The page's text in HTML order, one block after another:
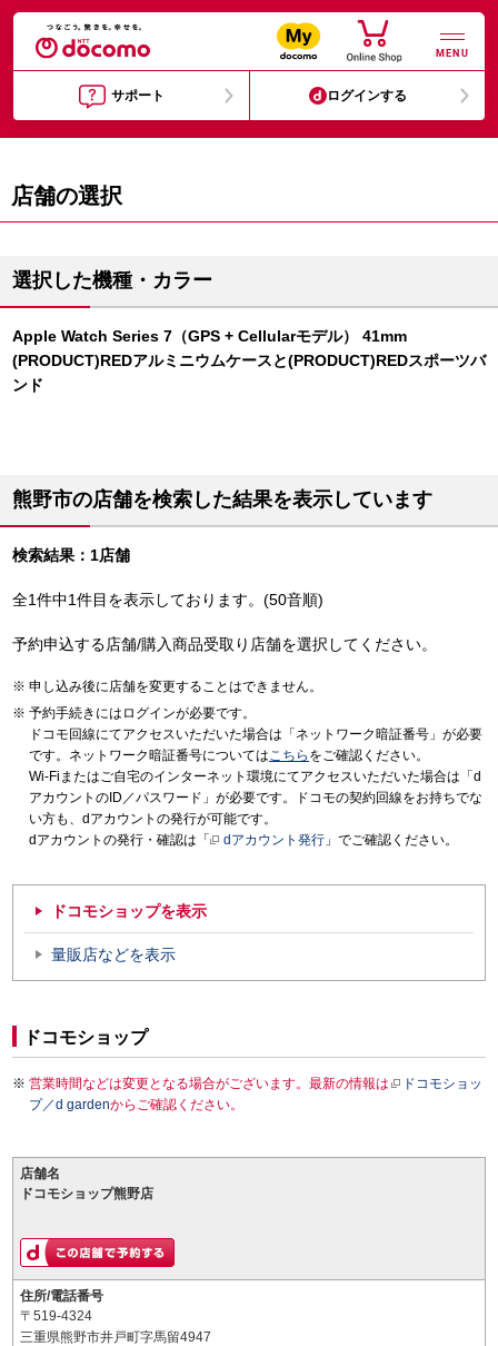
MENU
サポート ログインする
店舗の選択
選択した機種・カラー
Apple Watch Series 7（GPS + Cellularモデル） 41mm
(PRODUCT)REDアルミニウムケースと(PRODUCT)REDスポーツバ
ンド
熊野市の店舗を検索した結果を表示しています
検索結果：1店舗
全1件中1件目を表示しております。(50音順)
予約申込する店舗/購入商品受取り店舗を選択してください。
申し込み後に店舗を変更することはできません。
予約手続きにはログインが必要です。
ドコモ回線にてアクセスいただいた場合は「ネットワーク暗証番号」が必要
です。ネットワーク暗証番号についてはこちら をご確認ください。
Wi-Fiまたはご自宅のインターネット環境にてアクセスいただいた場合は「d
アカウントのID／パスワード」が必要です。ドコモの契約回線をお持ちでな
い方も、dアカウントの発行が可能です。
dアカウントの発行・確認は「
dアカウント発行 」でご確認ください。
ドコモショップを表示
量販店などを表示
ドコモショップ
営業時間などは変更となる場合がございます。最新の情報は
ドコモショッ
プ／d gardenからご確認ください。
店舗名
ドコモショップ熊野店
住所/電話番号
〒519-4324
三重県熊野市井戸町字馬留4947